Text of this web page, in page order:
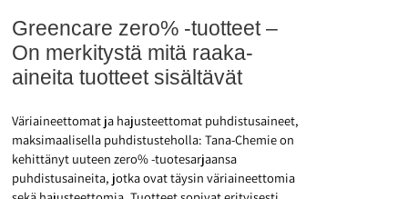
Greencare zero% -tuotteet –
On merkitystä mitä raaka-
aineita tuotteet sisältävät
Väriaineettomat ja hajusteettomat puhdistusaineet,
maksimaalisella puhdistusteholla: Tana-Chemie on
kehittänyt uuteen zero% -tuotesarjaansa
puhdistusaineita, jotka ovat täysin väriaineettomia